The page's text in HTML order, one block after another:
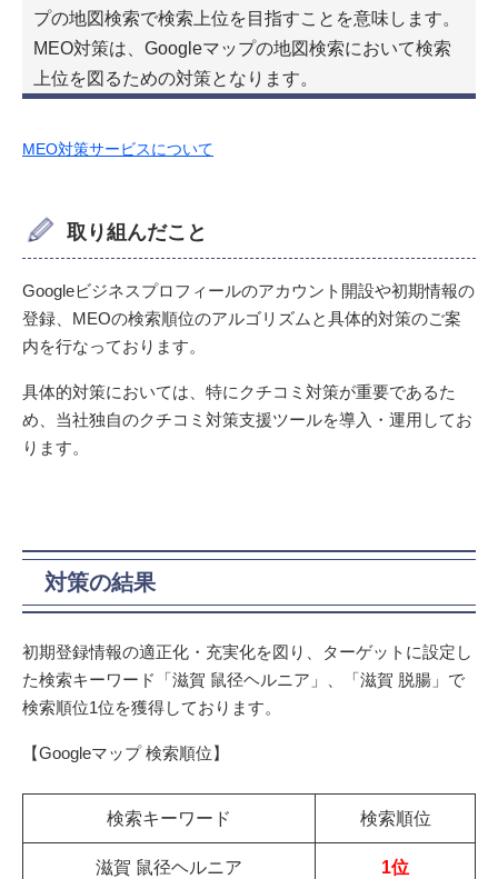
プの地図検索で検索上位を目指すことを意味します。
MEO対策は、Googleマップの地図検索において検索
上位を図るための対策となります。
MEO対策サービスについて
取り組んだこと
Googleビジネスプロフィールのアカウント開設や初期情報の
登録、MEOの検索順位のアルゴリズムと具体的対策のご案
内を行なっております。
具体的対策においては、特にクチコミ対策が重要であるた
め、当社独自のクチコミ対策支援ツールを導入・運用してお
ります。
対策の結果
初期登録情報の適正化・充実化を図り、ターゲットに設定し
た検索キーワード「滋賀 鼠径ヘルニア」、「滋賀 脱腸」で
検索順位1位を獲得しております。
【Googleマップ 検索順位】
検索キーワード 検索順位
滋賀 鼠径ヘルニア 1位